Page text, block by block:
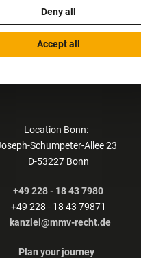
kanzlei@mmv-recht.de
Plan your journey
in GoogleMaps
Location Bonn:
Schumpeter-Allee 23
D-53227 Bonn
+49 228 - 18 43 7980
+49 228 - 18 43 79871
kanzlei@mmv-recht.de
Plan your journey
Deny all
Accept all